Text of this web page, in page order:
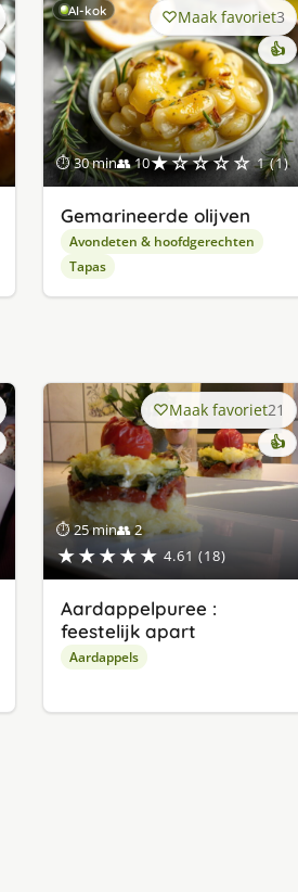
AI-kok
⏱ 30 min👥 10★☆☆☆☆ 1 (1)
Maak favoriet3
👍
Gemarineerde olijven
Avondeten & hoofdgerechten
Tapas
⏱ 25 min👥 2
★★★★★ 4.61 (18)
Maak favoriet21
👍
Aardappelpuree :
feestelijk apart
Aardappels